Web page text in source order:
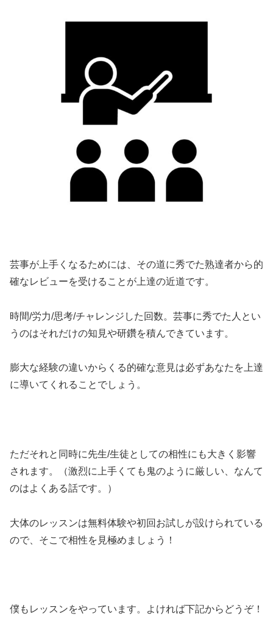
芸事が上手くなるためには、その道に秀でた熟達者から的
確なレビューを受けることが上達の近道です。
時間/労力/思考/チャレンジした回数。芸事に秀でた人とい
うのはそれだけの知見や研鑽を積んできています。
膨大な経験の違いからくる的確な意見は必ずあなたを上達
に導いてくれることでしょう。
ただそれと同時に先生/生徒としての相性にも大きく影響
されます。（激烈に上手くても鬼のように厳しい、なんて
のはよくある話です。）
大体のレッスンは無料体験や初回お試しが設けられている
ので、そこで相性を見極めましょう！
僕もレッスンをやっています。よければ下記からどうぞ！